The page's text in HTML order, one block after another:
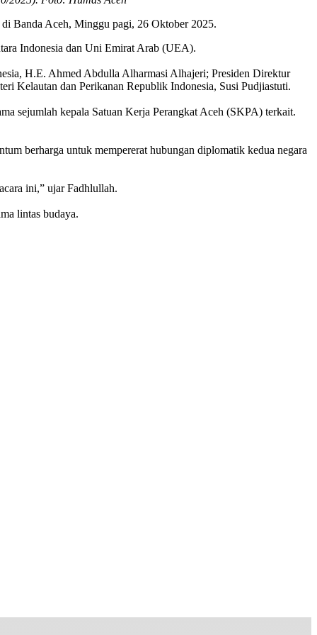
Banda Aceh, Minggu pagi, 26 Oktober 2025.
Indonesia dan Uni Emirat Arab (UEA).
H.E. Ahmed Abdulla Alharmasi Alhajeri; Presiden Direktur
Kelautan dan Perikanan Republik Indonesia, Susi Pudjiastuti.
sejumlah kepala Satuan Kerja Perangkat Aceh (SKPA) terkait.
berharga untuk mempererat hubungan diplomatik kedua negara
ini,” ujar Fadhlullah.
lintas budaya.